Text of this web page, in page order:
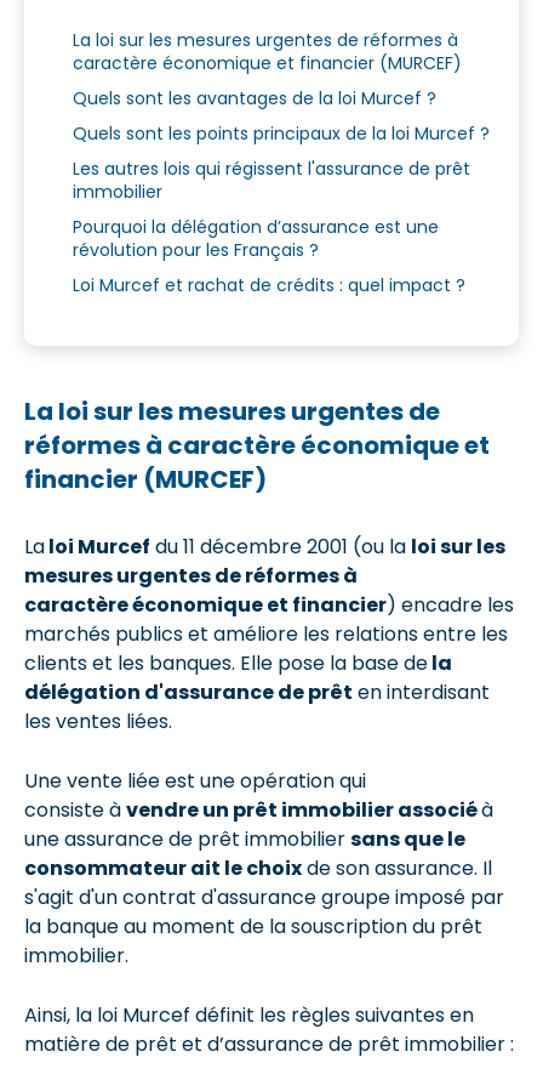
La loi sur les mesures urgentes de réformes à
caractère économique et financier (MURCEF)
Quels sont les avantages de la loi Murcef ?
Quels sont les points principaux de la loi Murcef ?
Les autres lois qui régissent l'assurance de prêt
immobilier
Pourquoi la délégation d’assurance est une
révolution pour les Français ?
Loi Murcef et rachat de crédits : quel impact ?
La loi sur les mesures urgentes de
réformes à caractère économique et
financier (MURCEF)
Laloi Murcef du 11 décembre 2001 (ou la loi sur les
mesures urgentes de réformes à
caractère économique et financier) encadre les
marchés publics et améliore les relations entre les
clients et les banques. Elle pose la base dela
délégation d'assurance de prêt en interdisant
les ventes liées.
Une vente liée est une opération qui
consiste àvendre un prêt immobilier associéà
une assurance de prêt immobiliersans que le
consommateur ait le choixde son assurance. Il
s'agit d'un contrat d'assurance groupe imposé par
la banque au moment de la souscription du prêt
immobilier.
Ainsi, la loi Murcef définit les règles suivantes en
matière de prêt et d’assurance de prêt immobilier :